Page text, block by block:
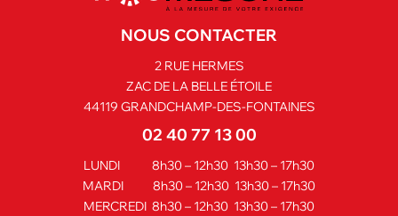
NOUS CONTACTER
2 RUE HERMES
ZAC DE LA BELLE ÉTOILE
44119 GRANDCHAMP-DES-FONTAINES
02 40 77 13 00
LUNDI 8h30 – 12h30 13h30 – 17h30
MARDI 8h30 – 12h30 13h30 – 17h30
MERCREDI 8h30 – 12h30 13h30 – 17h30